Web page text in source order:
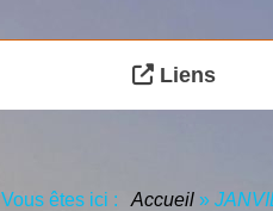
Liens
Vous êtes ici : Accueil »